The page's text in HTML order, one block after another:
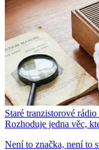
Staré tranzistorové
Rozhoduje jedna věc,
Není to značka, není to